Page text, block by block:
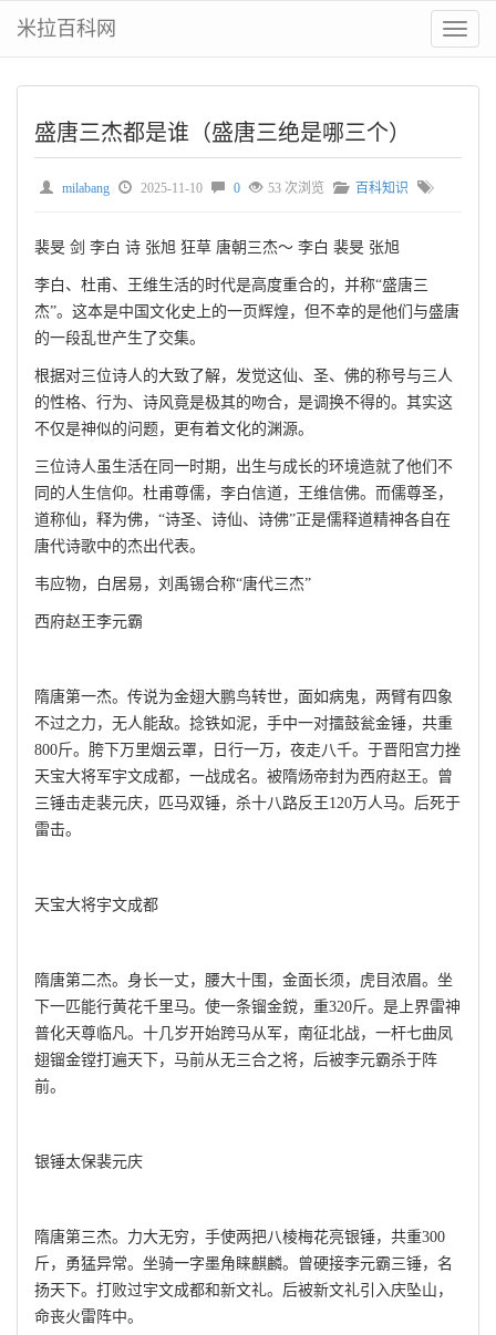
切
换
菜
米拉百科网
盛唐三杰都是谁（盛唐三绝是哪三个）
milabang 2025-11-10 0 53 次浏览 百科知识
裴旻 剑 李白 诗 张旭 狂草 唐朝三杰～ 李白 裴旻 张旭
李白、杜甫、王维生活的时代是高度重合的，并称“盛唐三
杰”。这本是中国文化史上的一页辉煌，但不幸的是他们与盛唐
的一段乱世产生了交集。
根据对三位诗人的大致了解，发觉这仙、圣、佛的称号与三人
的性格、行为、诗风竟是极其的吻合，是调换不得的。其实这
不仅是神似的问题，更有着文化的渊源。
三位诗人虽生活在同一时期，出生与成长的环境造就了他们不
同的人生信仰。杜甫尊儒，李白信道，王维信佛。而儒尊圣，
道称仙，释为佛，“诗圣、诗仙、诗佛”正是儒释道精神各自在
唐代诗歌中的杰出代表。
韦应物，白居易，刘禹锡合称“唐代三杰”
西府赵王李元霸
隋唐第一杰。传说为金翅大鹏鸟转世，面如病鬼，两臂有四象
不过之力，无人能敌。捻铁如泥，手中一对擂鼓瓮金锤，共重
800斤。胯下万里烟云罩，日行一万，夜走八千。于晋阳宫力挫
天宝大将军宇文成都，一战成名。被隋炀帝封为西府赵王。曾
三锤击走裴元庆，匹马双锤，杀十八路反王120万人马。后死于
雷击。
天宝大将宇文成都
隋唐第二杰。身长一丈，腰大十围，金面长须，虎目浓眉。坐
下一匹能行黄花千里马。使一条镏金鎲，重320斤。是上界雷神
普化天尊临凡。十几岁开始跨马从军，南征北战，一杆七曲凤
翅镏金镗打遍天下，马前从无三合之将，后被李元霸杀于阵
前。
银锤太保裴元庆
隋唐第三杰。力大无穷，手使两把八棱梅花亮银锤，共重300
斤，勇猛异常。坐骑一字墨角睐麒麟。曾硬接李元霸三锤，名
扬天下。打败过宇文成都和新文礼。后被新文礼引入庆坠山，
命丧火雷阵中。